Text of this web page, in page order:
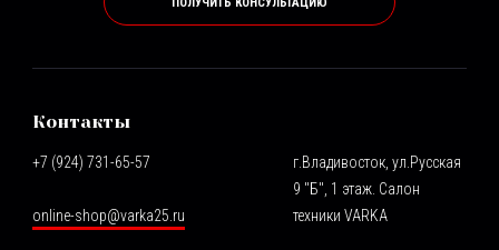
Контакты
+7 (924) 731-65-57
online-shop@varka25.ru
г.Владивосток, ул.Русская
9 "Б", 1 этаж. Салон
техники VARKA